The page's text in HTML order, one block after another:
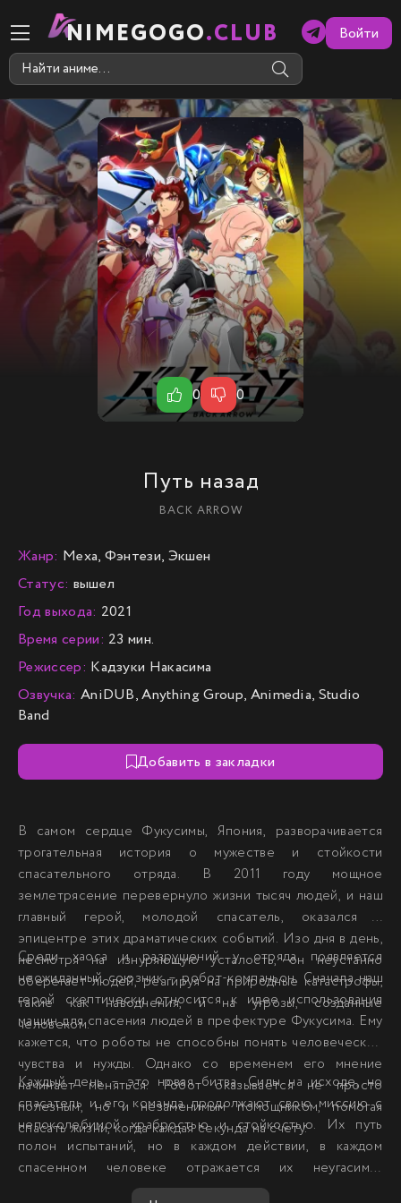
NIMEGOGO.CLUB Войти
Путь назад
BACK ARROW
0 0
Жанр: Меха, Фэнтези, Экшен
Статус: вышел
Год выхода: 2021
Время серии: 23 мин.
Режиссер: Кадзуки Накасима
Озвучка: AniDUB, Anything Group, Animedia, Studio
Band
Добавить в закладки
В самом сердце Фукусимы, Япония, разворачивается
трогательная история о мужестве и стойкости
спасательного отряда. В 2011 году мощное
землетрясение перевернуло жизни тысяч людей, и наш
главный герой, молодой спасатель, оказался в
эпицентре этих драматических событий. Изо дня в день,
несмотря на изнуряющую усталость, он неустанно
оберегает людей, реагируя на природные катастрофы,
такие как наводнения, и на угрозы, созданные
человеком.
Среди хаоса и разрушений у отряда появляется
неожиданный союзник – робот-компаньон. Сначала наш
герой скептически относится к идее использования
машин для спасения людей в префектуре Фукусима. Ему
кажется, что роботы не способны понять человеческие
чувства и нужды. Однако со временем его мнение
начинает меняться. Робот оказывается не просто
полезным, но и незаменимым помощником, помогая
спасать жизни, когда каждая секунда на счету.
Каждый день – это новая битва. Силы на исходе, но
спасатель и его команда продолжают свою миссию с
непоколебимой храбростью и стойкостью. Их путь
полон испытаний, но в каждом действии, в каждом
спасенном человеке отражается их неугасимая
преданность своему делу и вера в лучшее будущее. Это